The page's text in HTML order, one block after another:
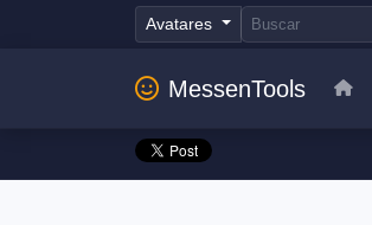
Avatares
MessenTools